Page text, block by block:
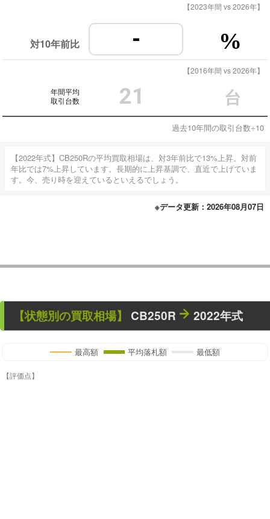
【2023年間 vs 2026年】
対10年前比 - %
【2016年間 vs 2026年】
年間平均
取引台数
21 台
過去10年間の取引台数÷10
【2022年式】CB250Rの平均買取相場は、対3年前比で13%上昇。対前
年比では7%上昇しています。長期的に上昇基調で、直近で上げていま
す。今、売り時を迎えているといえるでしょう。
※データ更新：2026年08月07日
【状態別の買取相場】 CB250R 2022年式
最高額 平均落札額 最低額
【評価点】